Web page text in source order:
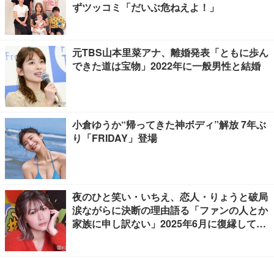
ずツッコミ「だいぶ危ねえよ！」
元TBS山本里菜アナ、離婚発表「ともに歩ん
できた道は宝物」2022年に一般男性と結婚
小倉ゆうか“帰ってきた神ボディ”解放 7年ぶ
り「FRIDAY」登場
夜のひと笑い・いちえ、恋人・りょうと破局
涙ながらに決断の理由語る「ファンの人とか
家族に申し訳ない」2025年6月に復縁してい